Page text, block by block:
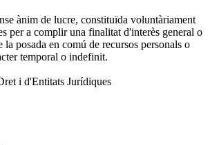
ànim de lucre, constituïda voluntàriament
per a complir una finalitat d'interès general o
posada en comú de recursos personals o
temporal o indefinit.
i d'Entitats Jurídiques